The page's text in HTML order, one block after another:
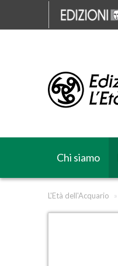
Chi siamo
L'Età dell'Acquario »